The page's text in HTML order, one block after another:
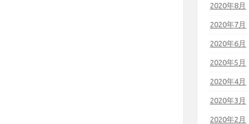
2020年8月
2020年7月
2020年6月
2020年5月
2020年4月
2020年3月
2020年2月